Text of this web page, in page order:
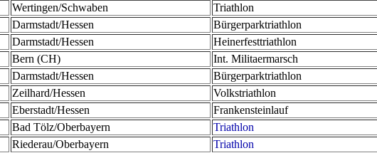
Wertingen/Schwaben Triathlon
Darmstadt/Hessen Bürgerparktriathlon
Darmstadt/Hessen Heinerfesttriathlon
Bern (CH) Int. Militaermarsch
Darmstadt/Hessen Bürgerparktriathlon
Zeilhard/Hessen Volkstriathlon
Eberstadt/Hessen Frankensteinlauf
Bad Tölz/Oberbayern Triathlon
Riederau/Oberbayern Triathlon